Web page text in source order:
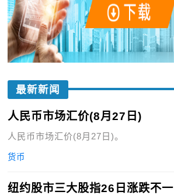
最新新闻
人民币市场汇价(8月27日)
人民币市场汇价(8月27日)。
货币
纽约股市三大股指26日涨跌不一